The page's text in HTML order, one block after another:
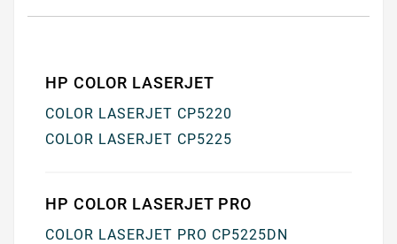
HP COLOR LASERJET
COLOR LASERJET CP5220
COLOR LASERJET CP5225
HP COLOR LASERJET PRO
COLOR LASERJET PRO CP5225DN